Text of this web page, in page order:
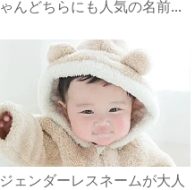
ゃんどちらにも人気の名前...
ジェンダーレスネームが大人